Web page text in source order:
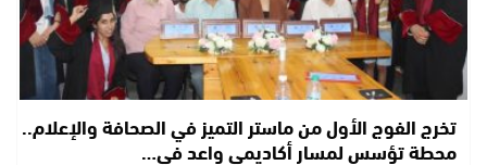
تخرج الفوج الأول من ماستر التميز في الصحافة والإعلام..
محطة تؤسس لمسار أكاديمي واعد في…